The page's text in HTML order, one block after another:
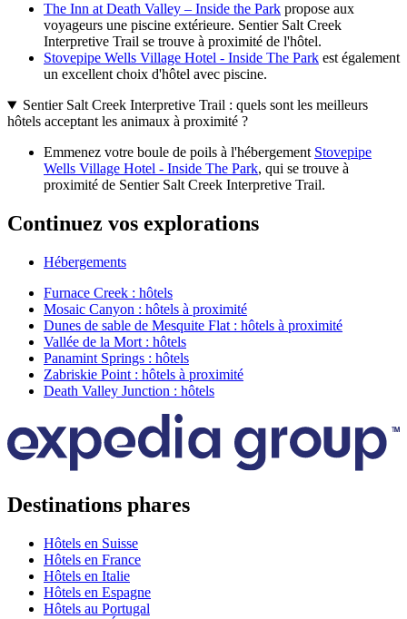
The Inn at Death Valley – Inside the Park propose aux
voyageurs une piscine extérieure. Sentier Salt Creek
Interpretive Trail se trouve à proximité de l'hôtel.
Stovepipe Wells Village Hotel - Inside The Park est également
un excellent choix d'hôtel avec piscine.
Sentier Salt Creek Interpretive Trail : quels sont les meilleurs
hôtels acceptant les animaux à proximité ?
Emmenez votre boule de poils à l'hébergement Stovepipe
Wells Village Hotel - Inside The Park, qui se trouve à
proximité de Sentier Salt Creek Interpretive Trail.
Continuez vos explorations
Hébergements
Furnace Creek : hôtels
Mosaic Canyon : hôtels à proximité
Dunes de sable de Mesquite Flat : hôtels à proximité
Vallée de la Mort : hôtels
Panamint Springs : hôtels
Zabriskie Point : hôtels à proximité
Death Valley Junction : hôtels
Destinations phares
Hôtels en Suisse
Hôtels en France
Hôtels en Italie
Hôtels en Espagne
Hôtels au Portugal